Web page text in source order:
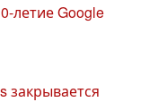
летие Google
закрывается